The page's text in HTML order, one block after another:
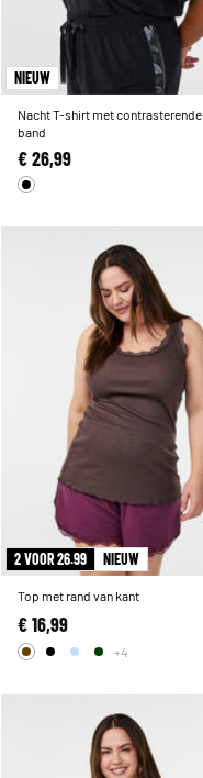
NIEUW
Nacht T-shirt met contrasterende
band
€ 26,99
2 VOOR 26.99 NIEUW
Top met rand van kant
€ 16,99
+4